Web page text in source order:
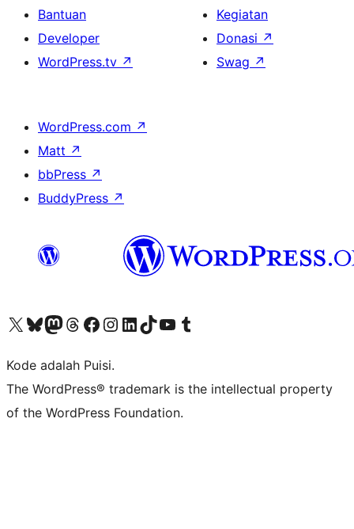
Bantuan
Developer
WordPress.tv ↗
Kegiatan
Donasi ↗
Swag ↗
WordPress.com ↗
Matt ↗
bbPress ↗
BuddyPress ↗
Kunjungi akun X (sebelumnya Twitter) kamiVisit our Bluesky account
Kunjungi akun Mastodon kami
Visit our Threads account
Kunjungi halaman Facebook kamiKunjungi akun Instagram kamiKunjungi akun LinkedIn kami
Visit our TikTok account
Kunjungi channel YouTube kamiVisit our Tumblr account
Kode adalah Puisi.
The WordPress® trademark is the intellectual property
of the WordPress Foundation.